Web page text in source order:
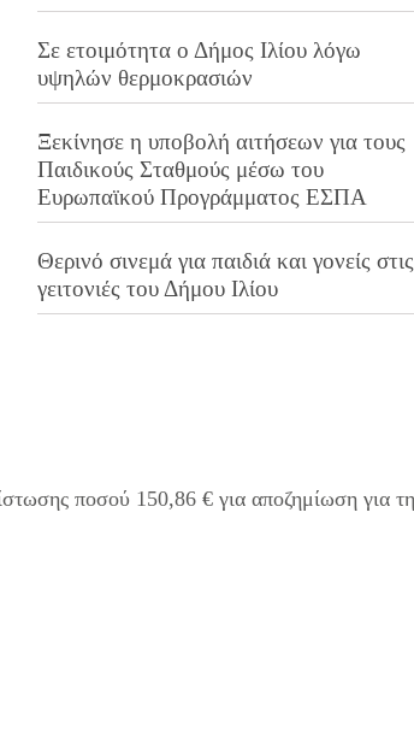
Σε ετοιμότητα ο Δήμος Ιλίου λόγω
υψηλών θερμοκρασιών
Ξεκίνησε η υποβολή αιτήσεων για τους
Παιδικούς Σταθμούς μέσω του
Ευρωπαϊκού Προγράμματος ΕΣΠΑ
Θερινό σινεμά για παιδιά και γονείς στις
γειτονιές του Δήμου Ιλίου